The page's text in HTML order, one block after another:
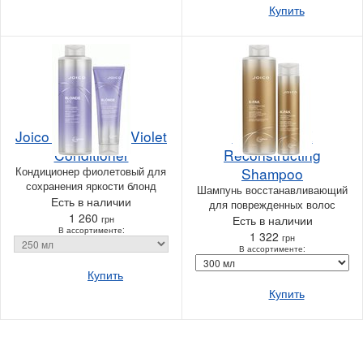
Купить
Joico Blonde Life Violet
Conditioner
Кондиционер фиолетовый для
сохранения яркости блонд
Есть в наличии
1 260 грн
В ассортименте:
Купить
Joico K-PAK
Reconstructing
Shampoo
Шампунь восстанавливающий
для поврежденных волос
Есть в наличии
1 322 грн
В ассортименте:
Купить